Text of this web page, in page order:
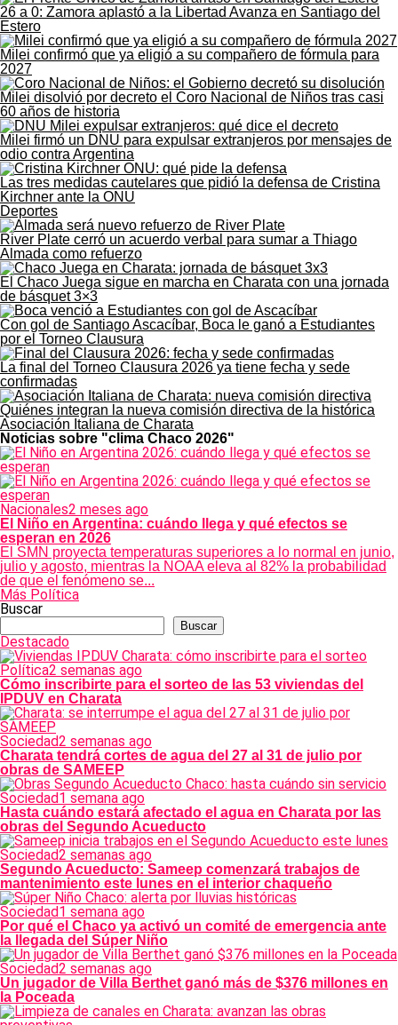
26 a 0: Zamora aplastó a la Libertad Avanza en Santiago del
Estero
Milei confirmó que ya eligió a su compañero de fórmula para
2027
Milei disolvió por decreto el Coro Nacional de Niños tras casi
60 años de historia
Milei firmó un DNU para expulsar extranjeros por mensajes de
odio contra Argentina
Las tres medidas cautelares que pidió la defensa de Cristina
Kirchner ante la ONU
Deportes
River Plate cerró un acuerdo verbal para sumar a Thiago
Almada como refuerzo
El Chaco Juega sigue en marcha en Charata con una jornada
de básquet 3×3
Con gol de Santiago Ascacíbar, Boca le ganó a Estudiantes
por el Torneo Clausura
La final del Torneo Clausura 2026 ya tiene fecha y sede
confirmadas
Quiénes integran la nueva comisión directiva de la histórica
Asociación Italiana de Charata
Noticias sobre "clima Chaco 2026"
Nacionales2 meses ago
El Niño en Argentina: cuándo llega y qué efectos se
esperan en 2026
El SMN proyecta temperaturas superiores a lo normal en junio,
julio y agosto, mientras la NOAA eleva al 82% la probabilidad
de que el fenómeno se...
Más Política
Buscar
Buscar
Destacado
Política2 semanas ago
Cómo inscribirte para el sorteo de las 53 viviendas del
IPDUV en Charata
Sociedad2 semanas ago
Charata tendrá cortes de agua del 27 al 31 de julio por
obras de SAMEEP
Sociedad1 semana ago
Hasta cuándo estará afectado el agua en Charata por las
obras del Segundo Acueducto
Sociedad2 semanas ago
Segundo Acueducto: Sameep comenzará trabajos de
mantenimiento este lunes en el interior chaqueño
Sociedad1 semana ago
Por qué el Chaco ya activó un comité de emergencia ante
la llegada del Súper Niño
Sociedad2 semanas ago
Un jugador de Villa Berthet ganó más de $376 millones en
la Poceada